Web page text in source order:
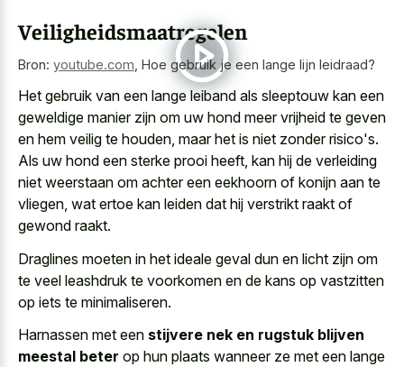
Veiligheidsmaatregelen
Bron: youtube.com Hoe gebruik je een lange lijn leidraad?
Het gebruik van een lange leiband als sleeptouw kan een
geweldige manier zijn om uw hond meer vrijheid te geven
en hem veilig te houden, maar het is niet zonder risico's.
Als uw hond een sterke prooi heeft, kan hij de verleiding
niet weerstaan om achter een eekhoorn of konijn aan te
vliegen, wat ertoe kan leiden dat hij verstrikt raakt of
gewond raakt.
Draglines moeten in het ideale geval dun en licht zijn om
te veel leashdruk te voorkomen en de kans op vastzitten
op iets te minimaliseren.
Harnassen met een stijvere nek en rugstuk blijven
meestal beter op hun plaats wanneer ze met een lange